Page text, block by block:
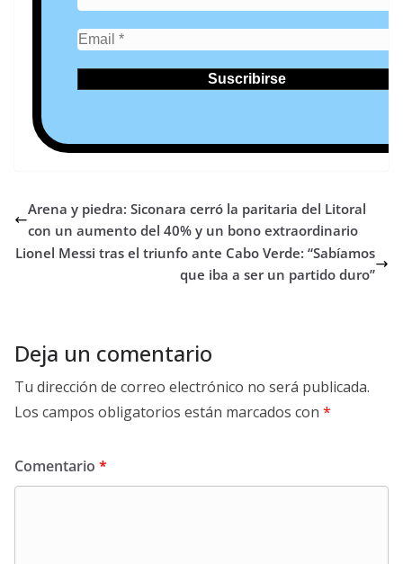
Arena y piedra: Siconara cerró la paritaria del Litoral
con un aumento del 40% y un bono extraordinario
Lionel Messi tras el triunfo ante Cabo Verde: “Sabíamos
que iba a ser un partido duro”
Deja un comentario
Tu dirección de correo electrónico no será publicada.
Los campos obligatorios están marcados con *
Comentario *